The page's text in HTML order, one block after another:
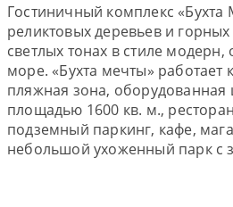
Гостиничный комплекс
реликтовых деревьев и
светлых тонах в стиле
море. «Бухта мечты»
пляжная зона,
площадью 1600 кв. м.,
подземный паркинг, кафе,
небольшой ухоженный парк с